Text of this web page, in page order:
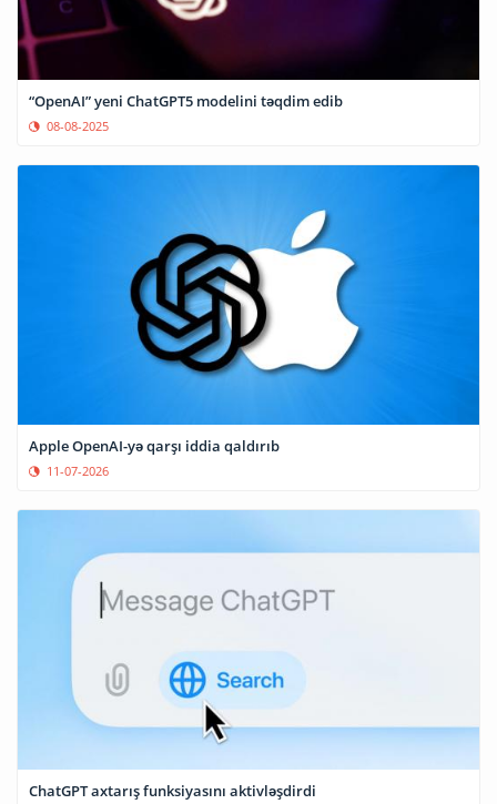
“OpenAI” yeni ChatGPT5 modelini təqdim edib
08-08-2025
Apple OpenAI-yə qarşı iddia qaldırıb
11-07-2026
ChatGPT axtarış funksiyasını aktivləşdirdi